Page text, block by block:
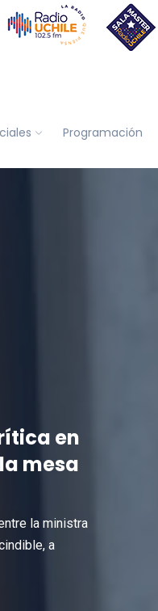
Programación
en
mesa
la ministra
a